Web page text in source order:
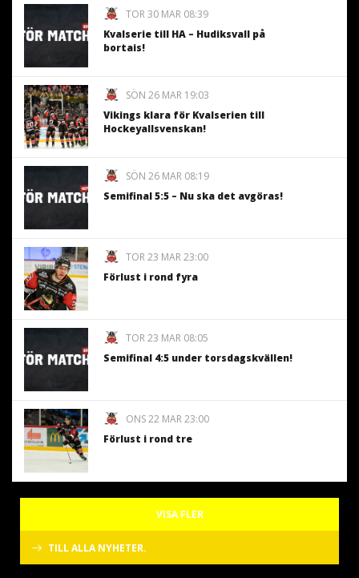
TOR 30 MAR 08:39
Kvalserie till HA – Hudiksvall på
bortais!
SÖN 26 MAR 19:03
Vikings klara för Kvalserien till
Hockeyallsvenskan!
SÖN 26 MAR 08:19
Semifinal 5:5 – Nu ska det avgöras!
TOR 23 MAR 23:00
Förlust i rond fyra
TOR 23 MAR 08:05
Semifinal 4:5 under torsdagskvällen!
ONS 22 MAR 23:00
Förlust i rond tre
VISA FLER
TILL ALLA NYHETER.